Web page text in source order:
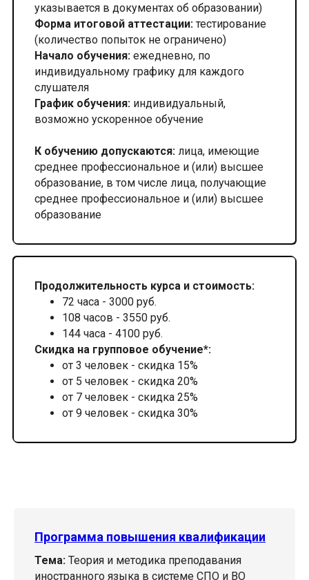
указывается в документах об образовании)
Форма итоговой аттестации: тестирование
(количество попыток не ограничено)
Начало обучения: ежедневно, по
индивидуальному графику для каждого
слушателя
График обучения: индивидуальный,
возможно ускоренное обучение
К обучению допускаются: лица, имеющие
среднее профессиональное и (или) высшее
образование, в том числе лица, получающие
среднее профессиональное и (или) высшее
образование
Продолжительность курса и стоимость:
72 часа - 3000 руб.
108 часов - 3550 руб.
144 часа - 4100 руб.
Скидка на групповое обучение*:
от 3 человек - скидка 15%
от 5 человек - скидка 20%
от 7 человек - скидка 25%
от 9 человек - скидка 30%
Программа повышения квалификации
Тема: Теория и методика преподавания
иностранного языка в системе СПО и ВО